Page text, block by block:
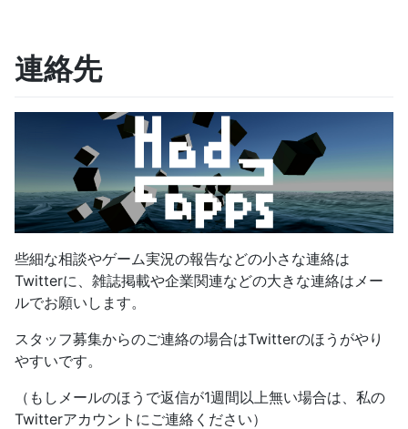
連絡先
些細な相談やゲーム実況の報告などの小さな連絡は
Twitterに、雑誌掲載や企業関連などの大きな連絡はメー
ルでお願いします。
スタッフ募集からのご連絡の場合はTwitterのほうがやり
やすいです。
（もしメールのほうで返信が1週間以上無い場合は、私の
Twitterアカウントにご連絡ください）